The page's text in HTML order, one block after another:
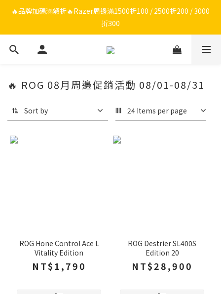
🔥品牌限定滿額折🔥ROG周邊滿1500折100 / 2500折200 / 3000折
300
🔥品牌加碼滿額折🔥Razer周邊滿1500折100 / 2500折200 / 3000
折300
ROG/Razer 全館電競椅會員登錄再現折$300
🔥品牌限定滿額折🔥ROG周邊滿1500折100 / 2500折200 / 3000折
300
🔥 ROG 08月周邊促銷活動 08/01-08/31
Sort by 24 Items per page
ROG Hone Control Ace L
Vitality Edition
NT$1,790
ROG Destrier SL400S
Edition 20
NT$28,900